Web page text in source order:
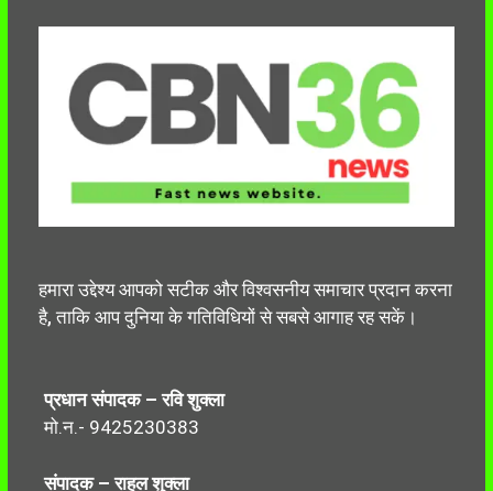
हमारा उद्देश्य आपको सटीक और विश्वसनीय समाचार प्रदान करना
है, ताकि आप दुनिया के गतिविधियों से सबसे आगाह रह सकें।
प्रधान संपादक – रवि शुक्ला
मो.न.- 9425230383
संपादक – राहुल शुक्ला